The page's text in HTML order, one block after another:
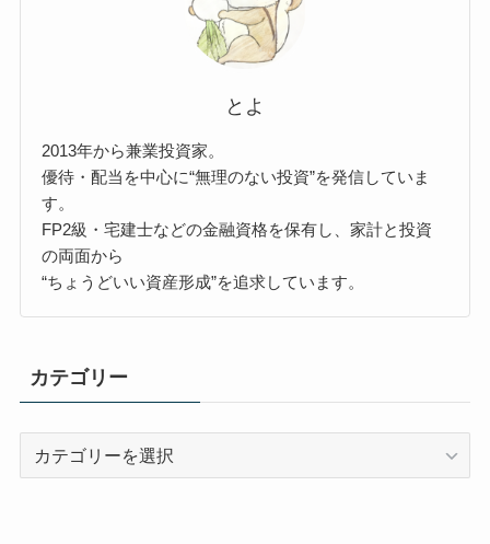
とよ
2013年から兼業投資家。
優待・配当を中心に“無理のない投資”を発信していま
す。
FP2級・宅建士などの金融資格を保有し、家計と投資
の両面から
“ちょうどいい資産形成”を追求しています。
カテゴリー